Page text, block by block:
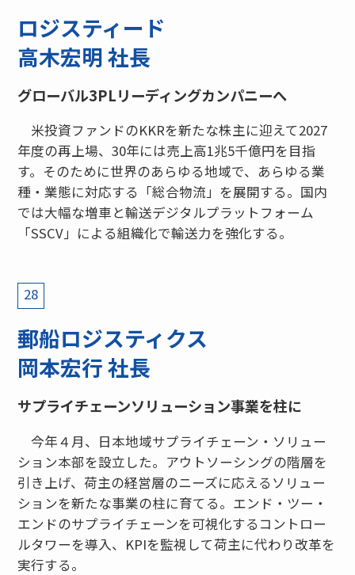
ロジスティード
高木宏明 社長
グローバル3PLリーディングカンパニーへ
米投資ファンドのKKRを新たな株主に迎えて2027
年度の再上場、30年には売上高1兆5千億円を目指
す。そのために世界のあらゆる地域で、あらゆる業
種・業態に対応する「総合物流」を展開する。国内
では大幅な増車と輸送デジタルプラットフォーム
「SSCV」による組織化で輸送力を強化する。
28
郵船ロジスティクス
岡本宏行 社長
サプライチェーンソリューション事業を柱に
今年４月、日本地域サプライチェーン・ソリュー
ション本部を設立した。アウトソーシングの階層を
引き上げ、荷主の経営層のニーズに応えるソリュー
ションを新たな事業の柱に育てる。エンド・ツー・
エンドのサプライチェーンを可視化するコントロー
ルタワーを導入、KPIを監視して荷主に代わり改革を
実行する。